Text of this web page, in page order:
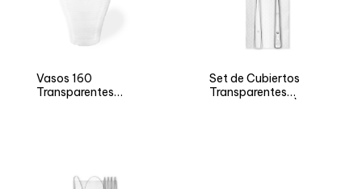
Vasos 160
Transparentes
Set de Cubiertos
Transparentes